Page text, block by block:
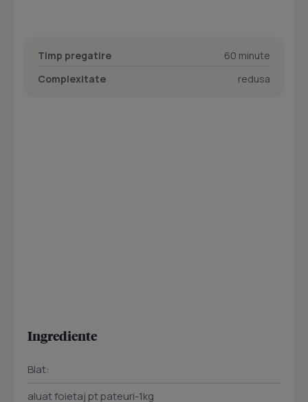
Timp pregatire
60 minute
Complexitate
redusa
Ingrediente
Blat:
aluat foietaj pt pateuri-1kg